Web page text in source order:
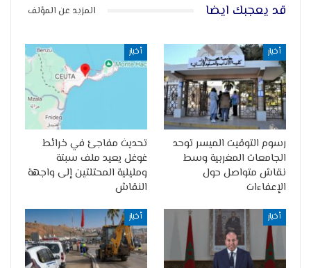
قد يعجبك ايضا المزيد عن المؤلف
أخبار
رسوم التوقيت الميسر توحد
الجامعات المغربية وسط
نقاش متواصل حول
الإعفاءات
أخبار
تحديث مفاجئ في خرائط
غوغل يعيد ملف سبتة
ومليلية المحتلتين إلى واجهة
النقاش
أخبار أخبار